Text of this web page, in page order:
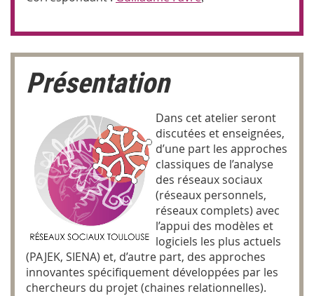
Présentation
Dans cet atelier seront
discutées et enseignées,
d’une part les approches
classiques de l’analyse
des réseaux sociaux
(réseaux personnels,
réseaux complets) avec
l’appui des modèles et
logiciels les plus actuels
(PAJEK, SIENA) et, d’autre part, des approches
innovantes spécifiquement développées par les
chercheurs du projet (chaines relationnelles).